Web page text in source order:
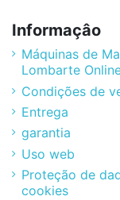
Informaçâo
Máquinas de
Lombarte
Condições de
Entrega
garantia
Uso web
Proteção de
cookies